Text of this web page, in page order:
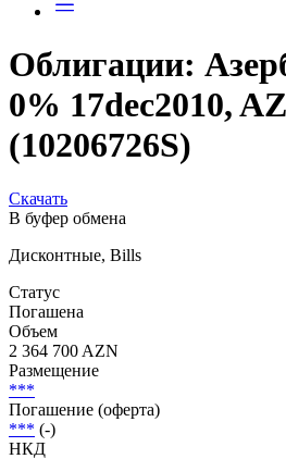
Облигации:
0% 17dec2010,
(10206726S)
Скачать
В буфер обмена
Дисконтные, Bills
Статус
Погашена
Объем
2 364 700 AZN
Размещение
***
Погашение (оферта)
*** (-)
НКД